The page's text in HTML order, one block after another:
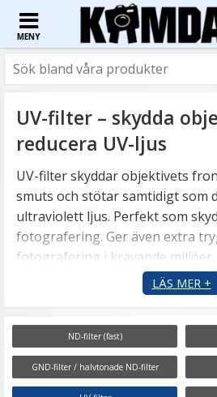
MENY
UV-filter – skydda
reducera UV-ljus
UV-filter skyddar objektivets
smuts och stötar samtidigt som
ultraviolett ljus. Perfekt som
fotografering. Ger även extra
fotografering i krävande miljöer.
LÄS MER +
ND-filter (fast)
GND-filter / halvtonade ND-filter